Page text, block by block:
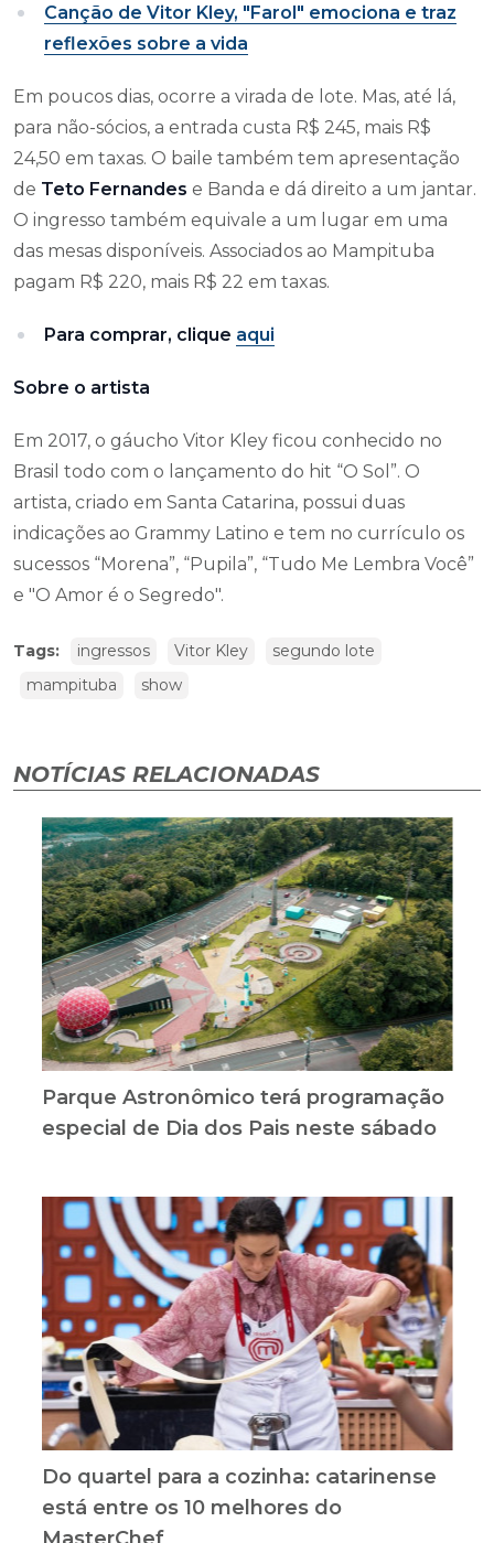
Canção de Vitor Kley, "Farol" emociona e traz
reflexões sobre a vida
Em poucos dias, ocorre a virada de lote. Mas, até lá,
para não-sócios, a entrada custa R$ 245, mais R$
24,50 em taxas. O baile também tem apresentação
de Teto Fernandes e Banda e dá direito a um jantar.
O ingresso também equivale a um lugar em uma
das mesas disponíveis. Associados ao Mampituba
pagam R$ 220, mais R$ 22 em taxas.
Para comprar, clique aqui
Sobre o artista
Em 2017, o gáucho Vitor Kley ficou conhecido no
Brasil todo com o lançamento do hit “O Sol”. O
artista, criado em Santa Catarina, possui duas
indicações ao Grammy Latino e tem no currículo os
sucessos “Morena”, “Pupila”, “Tudo Me Lembra Você”
e "O Amor é o Segredo".
Tags: ingressos Vitor Kley
segundo lote
mampituba
show
NOTÍCIAS RELACIONADAS
Parque Astronômico terá programação
especial de Dia dos Pais neste sábado
Do quartel para a cozinha: catarinense
está entre os 10 melhores do